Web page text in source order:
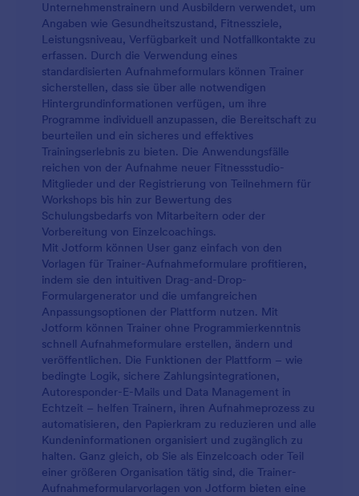
Unternehmenstrainern und Ausbildern verwendet, um
Angaben wie Gesundheitszustand, Fitnessziele,
Leistungsniveau, Verfügbarkeit und Notfallkontakte zu
erfassen. Durch die Verwendung eines
standardisierten Aufnahmeformulars können Trainer
sicherstellen, dass sie über alle notwendigen
Hintergrundinformationen verfügen, um ihre
Programme individuell anzupassen, die Bereitschaft zu
beurteilen und ein sicheres und effektives
Trainingserlebnis zu bieten. Die Anwendungsfälle
reichen von der Aufnahme neuer Fitnessstudio-
Mitglieder und der Registrierung von Teilnehmern für
Workshops bis hin zur Bewertung des
Schulungsbedarfs von Mitarbeitern oder der
Vorbereitung von Einzelcoachings.
Mit Jotform können User ganz einfach von den
Vorlagen für Trainer-Aufnahmeformulare profitieren,
indem sie den intuitiven Drag-and-Drop-
Formulargenerator und die umfangreichen
Anpassungsoptionen der Plattform nutzen. Mit
Jotform können Trainer ohne Programmierkenntnis
schnell Aufnahmeformulare erstellen, ändern und
veröffentlichen. Die Funktionen der Plattform – wie
bedingte Logik, sichere Zahlungsintegrationen,
Autoresponder-E-Mails und Data Management in
Echtzeit – helfen Trainern, ihren Aufnahmeprozess zu
automatisieren, den Papierkram zu reduzieren und alle
Kundeninformationen organisiert und zugänglich zu
halten. Ganz gleich, ob Sie als Einzelcoach oder Teil
einer größeren Organisation tätig sind, die Trainer-
Aufnahmeformularvorlagen von Jotform bieten eine